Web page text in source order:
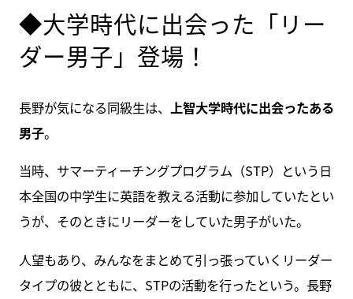
◆大学時代に出会った「リー
ダー男子」登場！
長野が気になる同級生は、 上智大学時代に出会ったある
男子。
当時、サマーティーチングプログラム（STP）という日
本全国の中学生に英語を教える活動に参加していたとい
うが、そのときにリーダーをしていた男子がいた。
人望もあり、みんなをまとめて引っ張っていくリーダー
タイプの彼とともに、STPの活動を行ったという。長野